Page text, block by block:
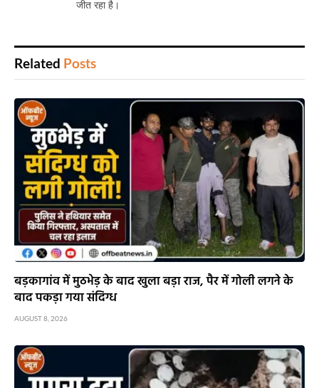
जीत रहा है।
Related Posts
बड़कागांव में मुठभेड़ के बाद खुला बड़ा राज, पैर में गोली लगने के
बाद पकड़ा गया संदिग्ध
AUGUST 8, 2026